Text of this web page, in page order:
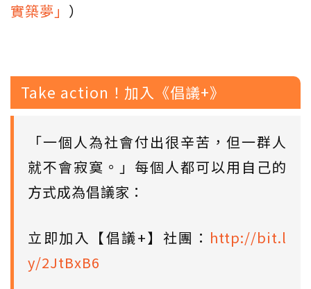
實築夢」 ）
Take action！加入《倡議+》
「一個人為社會付出很辛苦，但一群人
就不會寂寞。」每個人都可以用自己的
方式成為倡議家：
立即加入【倡議+】社團： http://bit.l
y/2JtBxB6